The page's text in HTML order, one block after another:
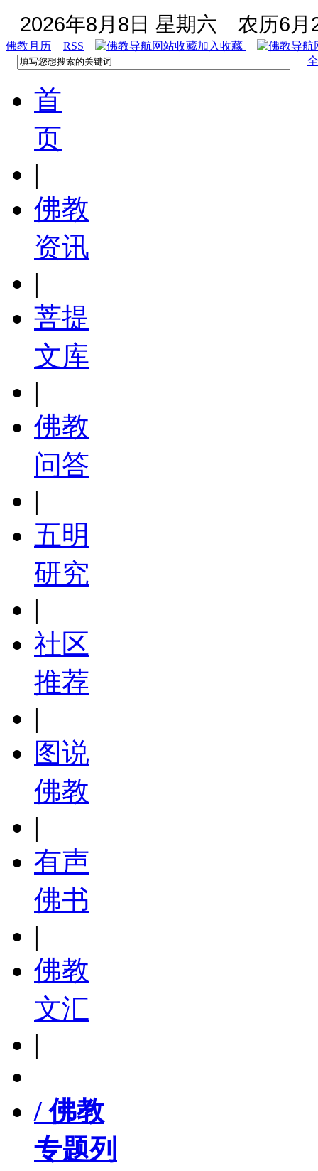
2026年8月8日 星期六 农历6月
佛教月历 RSS
加入收藏
首
页
|
佛教
资讯
|
菩提
文库
|
佛教
问答
|
五明
研究
|
社区
推荐
|
图说
佛教
|
有声
佛书
|
佛教
文汇
|
/ 佛教
专题列